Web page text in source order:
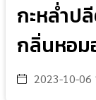
กะหล่ำป
กลิ่นหอม
2023-10-06